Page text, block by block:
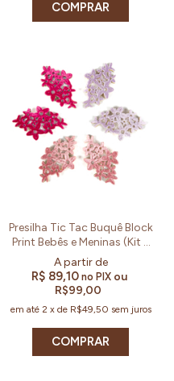
Presilha Tic Tac Buquê Block
Print Bebês e Meninas (Kit e
Par)
R$ 89,10no PIX ou
R$99,00
em até 2 x de R$49,50 sem juros
COMPRAR